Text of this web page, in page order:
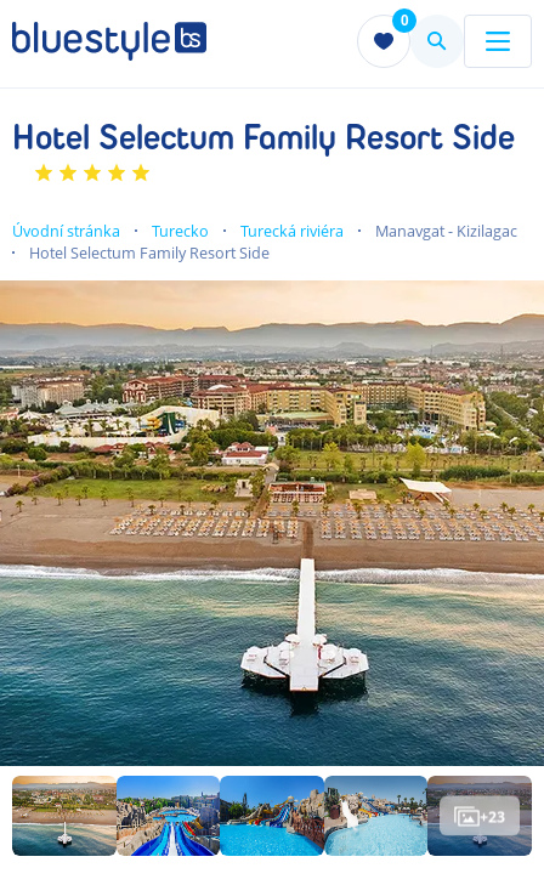
0
Menu Menu
Hotel Selectum Family Resort Side
Úvodní stránka Turecko Turecká riviéra
Manavgat - Kizilagac
Hotel Selectum Family Resort Side
+23